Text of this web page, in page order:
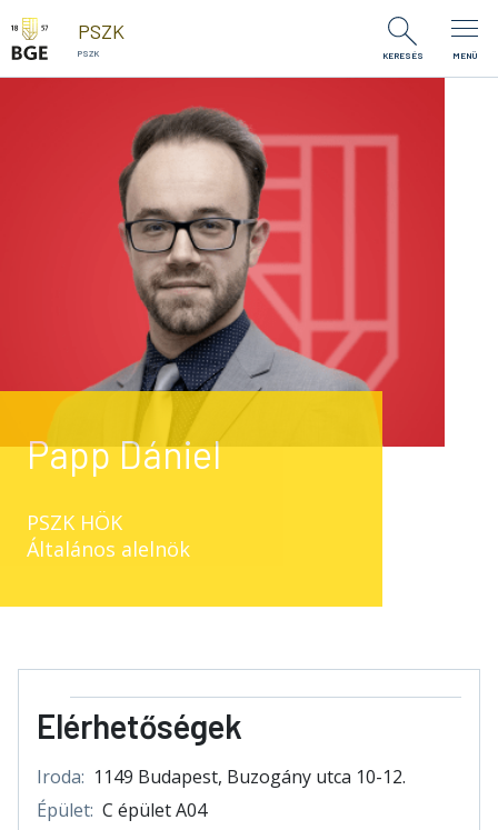
Ugrás a tartalomra
PSZK
PSZK KERESÉS MENÜ
Papp Dániel
PSZK HÖK
Általános alelnök
Elérhetőségek
Iroda: 1149 Budapest, Buzogány utca 10-12.
Épület: C épület A04